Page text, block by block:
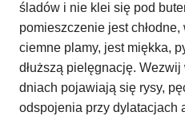
śladów i nie klei się pod
pomieszczenie jest
ciemne plamy, jest miękka,
dłuższą pielęgnację.
dniach pojawiają się rysy,
odspojenia przy dylatacjach